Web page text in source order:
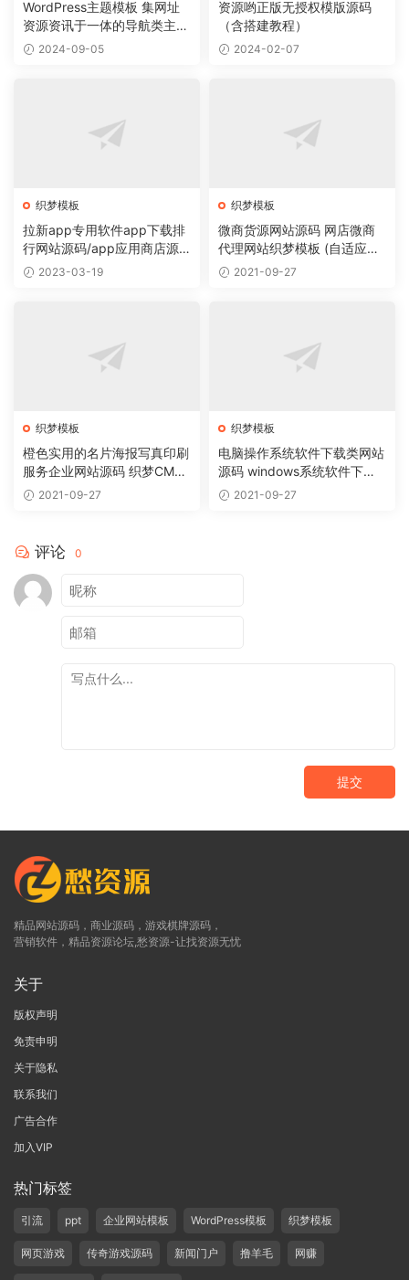
WordPress主题模板 集网址
资源资讯于一体的导航类主题
导航主题垂直行业模板
2024-09-05
资源哟正版无授权模版源码
（含搭建教程）
2024-02-07
织梦模板
拉新app专用软件app下载排
行网站源码/app应用商店源
码 2023-03-19
织梦模板
微商货源网站源码 网店微商
代理网站织梦模板 (自适应手
机版)2021-09-27
织梦模板
橙色实用的名片海报写真印刷
服务企业网站源码 织梦CMS
模板2021-09-27
织梦模板
电脑操作系统软件下载类网站
源码 windows系统软件下载
网站织梦模板
2021-09-27
评论 0
提交
精品网站源码，商业源码，游戏棋牌源码，
营销软件，精品资源论坛,愁资源-让找资源无忧
关于
版权声明
免责申明
关于隐私
联系我们
广告合作
加入VIP
热门标签
引流 ppt 企业网站模板 WordPress模板 织梦模板
网页游戏 传奇游戏源码 新闻门户 撸羊毛 网赚